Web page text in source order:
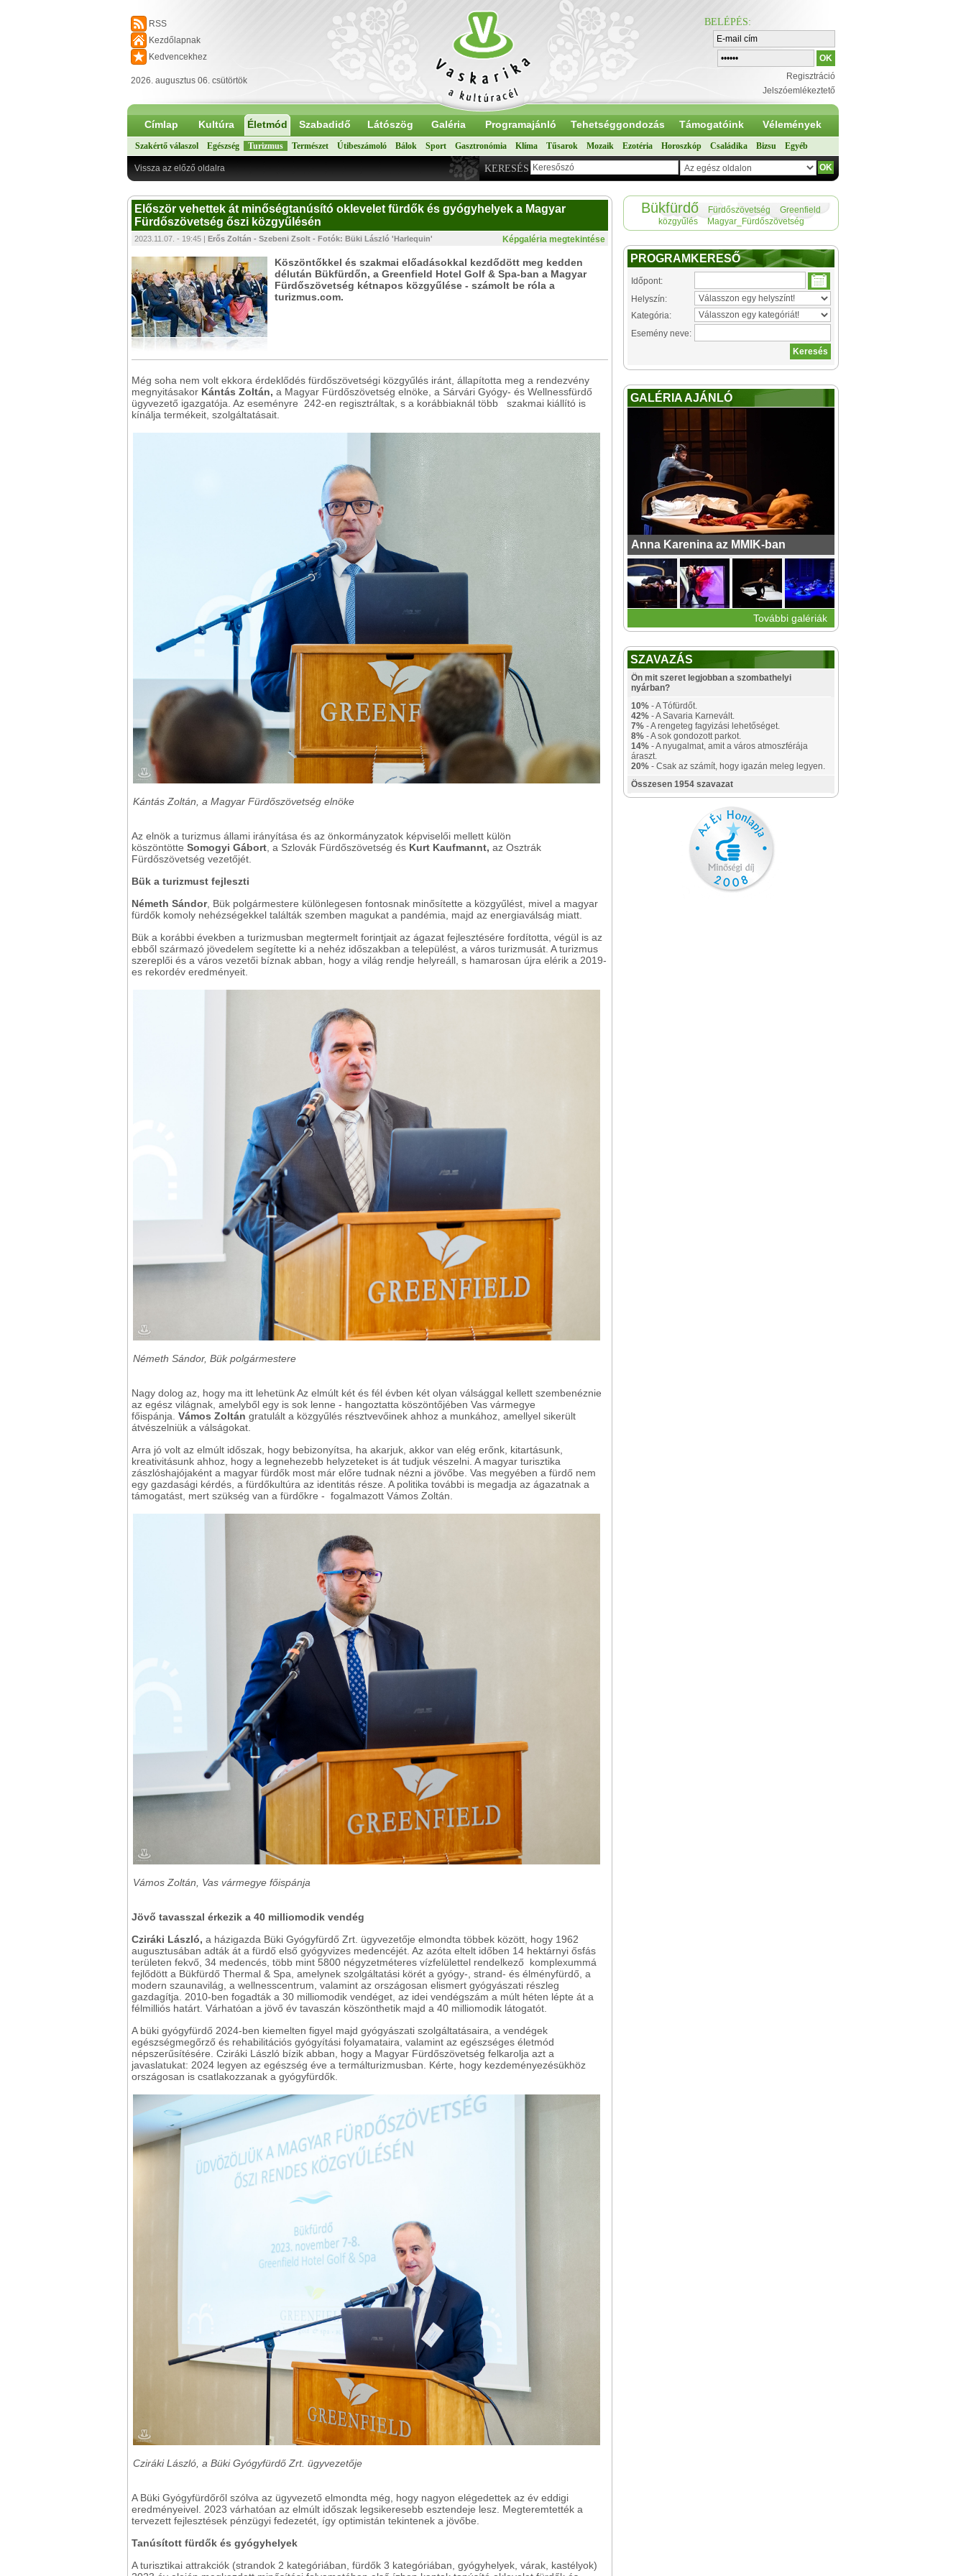
RSS
Kezdőlapnak
Kedvencekhez
2026. augusztus 06. csütörtök
BELÉPÉS:
Regisztráció
Jelszóemlékeztető
Címlap Kultúra Életmód Szabadidő Látószög Galéria Programajánló Tehetséggondozás Támogatóink Vélemények
Szakértő válaszol Egészség Turizmus Természet Útibeszámoló Bálok Sport Gasztronómia Klíma Tűsarok Mozaik Ezotéria Horoszkóp Családika Bizsu Egyéb
KERESÉS
Vissza az előző oldalra
Először vehettek át minőségtanúsító oklevelet fürdők és gyógyhelyek a Magyar
Fürdőszövetség őszi közgyűlésén
Képgaléria megtekintése
2023.11.07. - 19:45 | Erős Zoltán - Szebeni Zsolt - Fotók: Büki László 'Harlequin'
Köszöntőkkel és szakmai előadásokkal kezdődött meg kedden
délután Bükfürdőn, a Greenfield Hotel Golf & Spa-ban a Magyar
Fürdőszövetség kétnapos közgyűlése - számolt be róla a
turizmus.com.
Még soha nem volt ekkora érdeklődés fürdőszövetségi közgyűlés iránt, állapította meg a rendezvény
megnyitásakor Kántás Zoltán, a Magyar Fürdőszövetség elnöke, a Sárvári Gyógy- és Wellnessfürdő
ügyvezető igazgatója. Az eseményre 242-en regisztráltak, s a korábbiaknál több szakmai kiállító is
kínálja termékeit, szolgáltatásait.
Kántás Zoltán, a Magyar Fürdőszövetség elnöke
Az elnök a turizmus állami irányítása és az önkormányzatok képviselői mellett külön
köszöntötte Somogyi Gábort , a Szlovák Fürdőszövetség és Kurt Kaufmannt, az Osztrák
Fürdőszövetség vezetőjét.
Bük a turizmust fejleszti
Németh Sándor, Bük polgármestere különlegesen fontosnak minősítette a közgyűlést, mivel a magyar
fürdők komoly nehézségekkel találták szemben magukat a pandémia, majd az energiaválság miatt.
Bük a korábbi években a turizmusban megtermelt forintjait az ágazat fejlesztésére fordította, végül is az
ebből származó jövedelem segítette ki a nehéz időszakban a települést, a város turizmusát. A turizmus
szereplői és a város vezetői bíznak abban, hogy a világ rendje helyreáll, s hamarosan újra elérik a 2019-
es rekordév eredményeit.
Németh Sándor, Bük polgármestere
Nagy dolog az, hogy ma itt lehetünk Az elmúlt két és fél évben két olyan válsággal kellett szembenéznie
az egész világnak, amelyből egy is sok lenne - hangoztatta köszöntőjében Vas vármegye
főispánja. Vámos Zoltán gratulált a közgyűlés résztvevőinek ahhoz a munkához, amellyel sikerült
átvészelniük a válságokat.
Arra jó volt az elmúlt időszak, hogy bebizonyítsa, ha akarjuk, akkor van elég erőnk, kitartásunk,
kreativitásunk ahhoz, hogy a legnehezebb helyzeteket is át tudjuk vészelni. A magyar turisztika
zászlóshajójaként a magyar fürdők most már előre tudnak nézni a jövőbe. Vas megyében a fürdő nem
egy gazdasági kérdés, a fürdőkultúra az identitás része. A politika további is megadja az ágazatnak a
támogatást, mert szükség van a fürdőkre - fogalmazott Vámos Zoltán.
Vámos Zoltán, Vas vármegye főispánja
Jövő tavasszal érkezik a 40 milliomodik vendég
Cziráki László, a házigazda Büki Gyógyfürdő Zrt. ügyvezetője elmondta többek között, hogy 1962
augusztusában adták át a fürdő első gyógyvizes medencéjét. Az azóta eltelt időben 14 hektárnyi ősfás
területen fekvő, 34 medencés, több mint 5800 négyzetméteres vízfelülettel rendelkező komplexummá
fejlődött a Bükfürdő Thermal & Spa, amelynek szolgáltatási körét a gyógy-, strand- és élményfürdő, a
modern szaunavilág, a wellnesscentrum, valamint az országosan elismert gyógyászati részleg
gazdagítja. 2010-ben fogadták a 30 milliomodik vendéget, az idei vendégszám a múlt héten lépte át a
félmilliós határt. Várhatóan a jövő év tavaszán köszönthetik majd a 40 milliomodik látogatót.
A büki gyógyfürdő 2024-ben kiemelten figyel majd gyógyászati szolgáltatásaira, a vendégek
egészségmegőrző és rehabilitációs gyógyítási folyamataira, valamint az egészséges életmód
népszerűsítésére. Cziráki László bízik abban, hogy a Magyar Fürdőszövetség felkarolja azt a
javaslatukat: 2024 legyen az egészség éve a termálturizmusban. Kérte, hogy kezdeményezésükhöz
országosan is csatlakozzanak a gyógyfürdők.
Cziráki László, a Büki Gyógyfürdő Zrt. ügyvezetője
A Büki Gyógyfürdőről szólva az ügyvezető elmondta még, hogy nagyon elégedettek az év eddigi
eredményeivel. 2023 várhatóan az elmúlt időszak legsikeresebb esztendeje lesz. Megteremtették a
tervezett fejlesztések pénzügyi fedezetét, így optimistán tekintenek a jövőbe.
Tanúsított fürdők és gyógyhelyek
A turisztikai attrakciók (strandok 2 kategóriában, fürdők 3 kategóriában, gyógyhelyek, várak, kastélyok)
Bükfürdő Fürdőszövetség
Greenfield
közgyűlés
Magyar_Fürdőszövetség
PROGRAMKERESŐ
Időpont:
Helyszín:
Kategória:
Esemény neve:
GALÉRIA AJÁNLÓ
Anna Karenina az MMIK-ban
További galériák
SZAVAZÁS
Ön mit szeret legjobban a szombathelyi
nyárban?
10% - A Tófürdőt.
42% - A Savaria Karnevált.
7% - A rengeteg fagyizási lehetőséget.
8% - A sok gondozott parkot.
14% - A nyugalmat, amit a város atmoszférája
áraszt.
20% - Csak az számít, hogy igazán meleg legyen.
Összesen 1954 szavazat